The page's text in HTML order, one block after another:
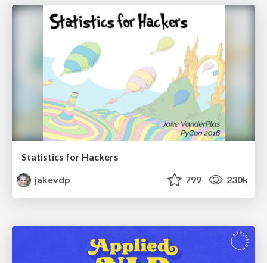
Statistics for Hackers
jakevdp
799 230k